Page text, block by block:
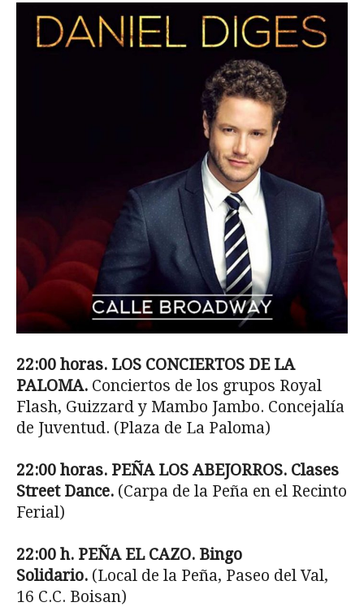
22:00 horas. LOS CONCIERTOS DE LA
PALOMA. Conciertos de los grupos Royal
Flash, Guizzard y Mambo Jambo. Concejalía
de Juventud. (Plaza de La Paloma)
22:00 horas. PEÑA LOS ABEJORROS. Clases
Street Dance. (Carpa de la Peña en el Recinto
Ferial)
22:00 h. PEÑA EL CAZO. Bingo
Solidario. (Local de la Peña, Paseo del Val,
16 C.C. Boisan)